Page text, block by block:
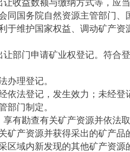
益数额与缴纳方式等，应当
国务院自然资源主管部门、
于维护国家权益、调动矿产
门申请矿业权登记。符合
理登记。
法登记，发生效力；未经登
门制定。
勘查有关矿产资源并依法取
产资源并获得采出的矿产品
域内新发现的其他矿产资源